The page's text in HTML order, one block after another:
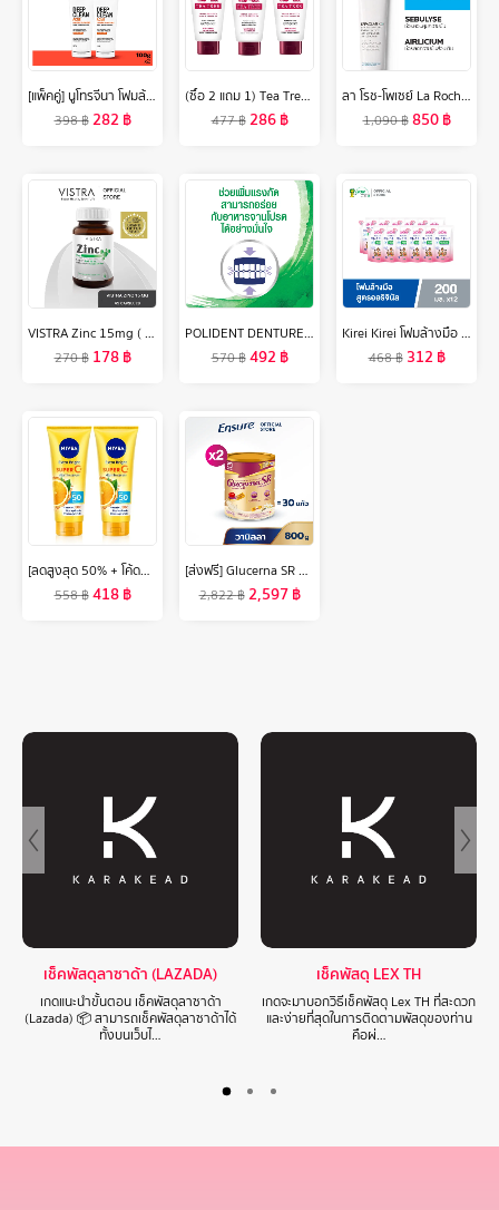
[แพ็คคู่] นูโทรจีนา โฟมล้างหน้า ดีพ คลีน แอคเน่ โฟมมิ่ง คลีนเซอร์ 100 ก. x 2 Neutrogena Deep Clean Acne Foaming Cleanser 100 g. x 2, โฟมล้างหน้า วิปโฟมอะมิโน, Salicylic Acid + IPMP, ลดการเกิดสิวใหม่ ลดการอุดตัน ลดความมันส่วนเกิน
398฿282฿
(ซื้อ 2 แถม 1) Tea Tree ที ทรี โฟมล้างหน้า ไวท์เทนนิ่ง ขนาด 4.8 ออนซ์ Whitening Facial Foam ผิวนุ่มชุ่มชื่น ดูกระจ่างใส 2 Free 1
477฿286฿
ลา โรช-โพเซย์ La Roche-Posay Effaclar K [+] ครีมจัดการปัญหาสิวอุดตัน ช่วยผลัดเซลล์ผิวอย่างอ่อนโยน คุมความมันได้ยาวนาน สำหรับผิวผสมและผิวมัน 40ml.
1,090฿850฿
VISTRA Zinc 15mg ( 45 caps) - วิสทร้า ซิงก์ 15 มก. ( 45 เม็ด)
270฿ 178฿
POLIDENT DENTURE ADHESIVE CREAM FRESH MINT 60G X 2 โพลิเดนท์ ครีมติดฟันปลอม กลิ่นมิ้นท์ 60 กรัม แพ็ค 2
570฿492฿
Kirei Kirei โฟมล้างมือ คิเรอิ คิเรอิ กลิ่นออริจินอล Original ชนิดถุงเติม 200 ml 12 ถุง
468฿ 312฿
[ลดสูงสุด 50% + โค้ดลดเพิ่ม 20%]นีเวีย เซรั่มบำรุงผิวกาย เอ็กซ์ตร้า ไบรท์ ซูเปอร์ซี+ วิตามิน เซรั่ม SPF 50 PA +++ 320 มล. 2 ชิ้น NIVEA
558฿418฿
[ส่งฟรี] Glucerna SR กลูเซอนา เอสอาร์ กลิ่นวานิลลา 800g 2 กระป๋อง Glucerna SR Vanilla 800g x2 สำหรับผู้ป่วยเบาหวาน
2,822฿2,597฿
เช็คพัสดุลาซาด้า (LAZADA)
เกดแนะนำขั้นตอน เช็คพัสดุลาซาด้า
(Lazada) 📦 สามารถเช็คพัสดุลาซาด้าได้
ทั้งบนเว็บไ…
เช็คพัสดุ LEX TH
เกดจะมาบอกวิธีเช็คพัสดุ Lex TH ที่สะดวก
และง่ายที่สุดในการติดตามพัสดุของท่าน
คือผ่…